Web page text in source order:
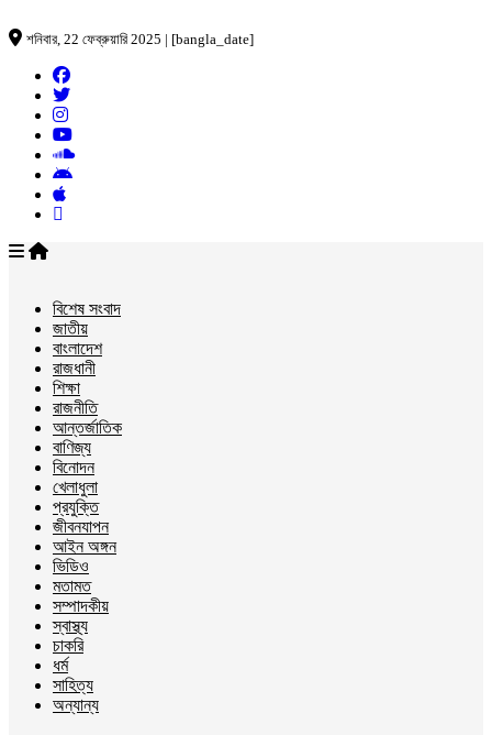
শনিবার, 22 ফেব্রুয়ারি 2025 | [bangla_date]
বিশেষ সংবাদ
জাতীয়
বাংলাদেশ
রাজধানী
শিক্ষা
রাজনীতি
আন্তর্জাতিক
বাণিজ্য
বিনোদন
খেলাধুলা
প্রযুক্তি
জীবনযাপন
আইন অঙ্গন
ভিডিও
মতামত
সম্পাদকীয়
স্বাস্থ্য
চাকরি
ধর্ম
সাহিত্য
অন্যান্য